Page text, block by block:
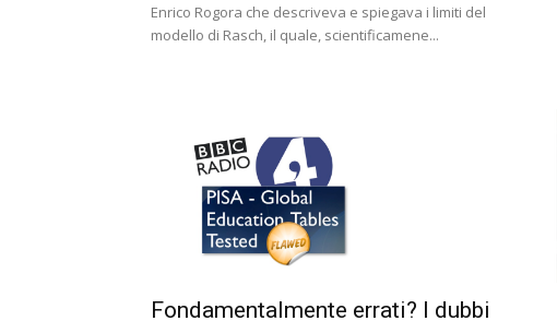
Enrico Rogora che descriveva e spiegava i limiti del
modello di Rasch, il quale, scientificamene...
Fondamentalmente errati? I dubbi